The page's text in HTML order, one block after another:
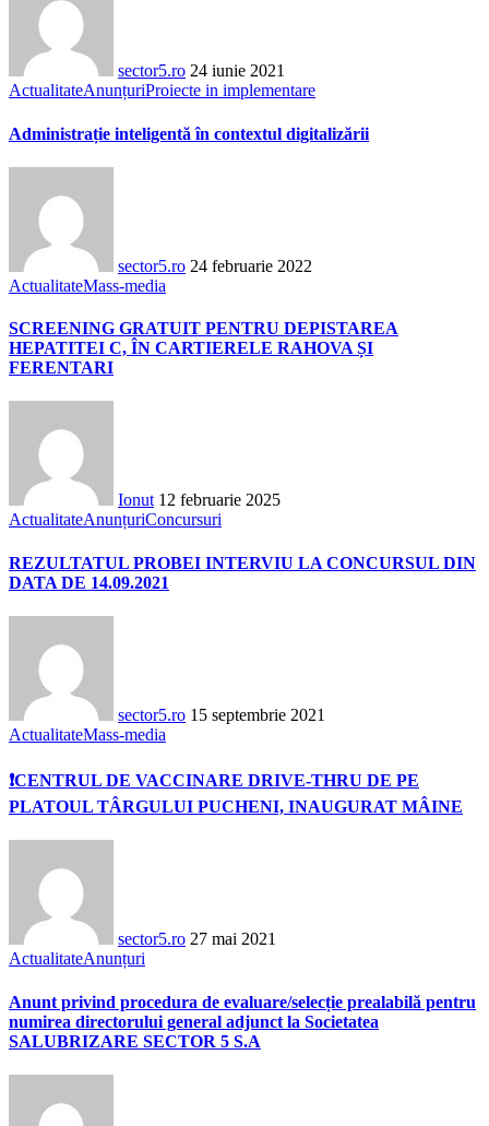
sector5.ro 24 iunie 2021
ActualitateAnunțuriProiecte in implementare
Administrație inteligentă în contextul digitalizării
sector5.ro 24 februarie 2022
ActualitateMass-media
SCREENING GRATUIT PENTRU DEPISTAREA
HEPATITEI C, ÎN CARTIERELE RAHOVA ȘI
FERENTARI
Ionut 12 februarie 2025
ActualitateAnunțuriConcursuri
REZULTATUL PROBEI INTERVIU LA CONCURSUL DIN
DATA DE 14.09.2021
sector5.ro 15 septembrie 2021
ActualitateMass-media
❗️CENTRUL DE VACCINARE DRIVE-THRU DE PE
PLATOUL TÂRGULUI PUCHENI, INAUGURAT MÂINE
sector5.ro 27 mai 2021
ActualitateAnunțuri
Anunt privind procedura de evaluare/selecție prealabilă pentru
numirea directorului general adjunct la Societatea
SALUBRIZARE SECTOR 5 S.A